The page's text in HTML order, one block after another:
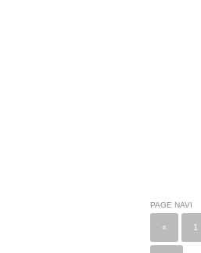
PAGE NAVI
« 1